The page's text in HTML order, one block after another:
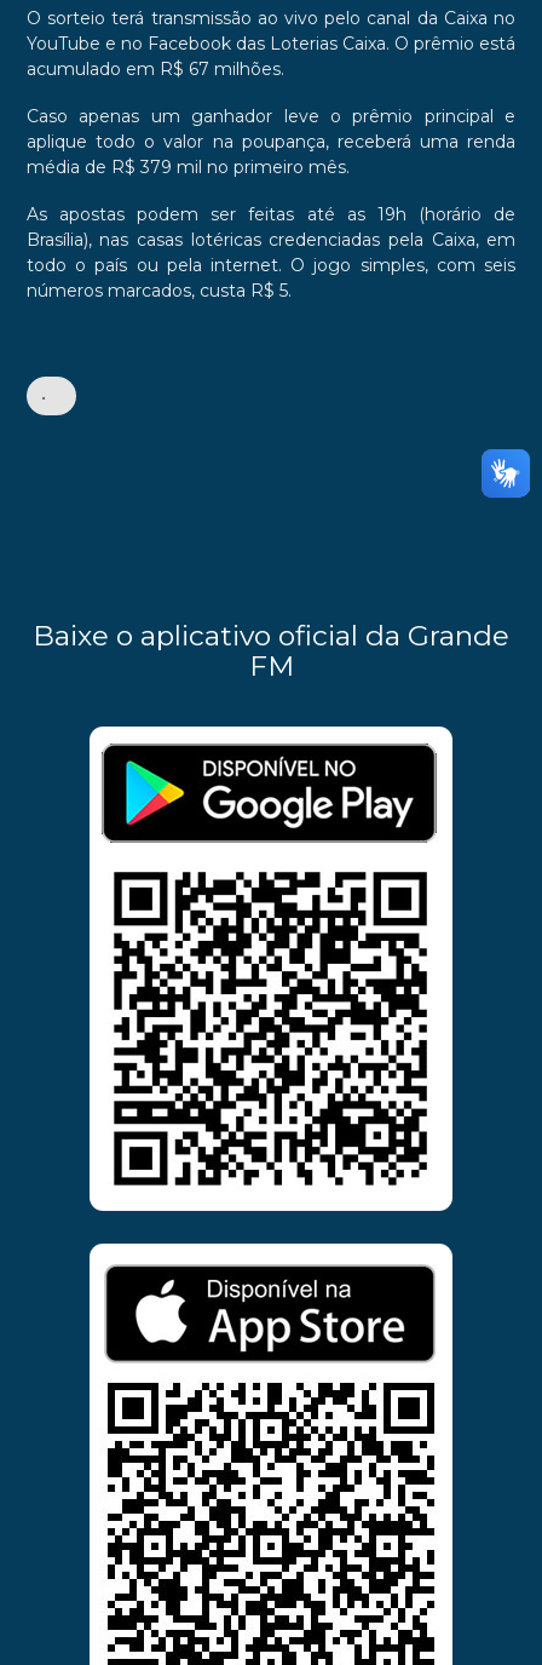
O sorteio terá transmissão ao vivo pelo canal da Caixa no
YouTube e no Facebook das Loterias Caixa. O prêmio está
acumulado em R$ 67 milhões.
Caso apenas um ganhador leve o prêmio principal e
aplique todo o valor na poupança, receberá uma renda
média de R$ 379 mil no primeiro mês.
As apostas podem ser feitas até as 19h (horário de
Brasília), nas casas lotéricas credenciadas pela Caixa, em
todo o país ou pela internet. O jogo simples, com seis
números marcados, custa R$ 5.
•
Baixe o aplicativo oficial da Grande
FM